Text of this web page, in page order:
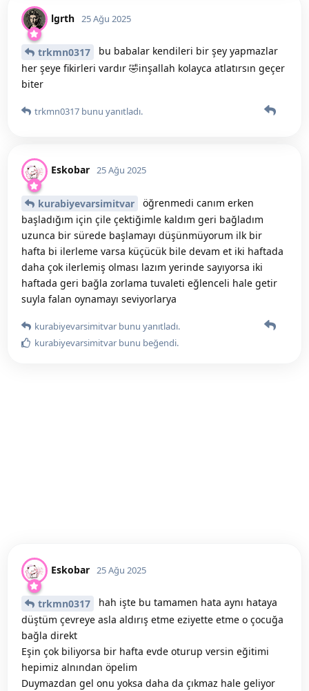
lgrth 25 Ağu 2025
trkmn0317
bu babalar kendileri bir şey yapmazlar
her şeye fikirleri vardır 🤣inşallah kolayca atlatırsın geçer
biter
trkmn0317 bunu yanıtladı.
Eskobar 25 Ağu 2025
kurabiyevarsimitvar
öğrenmedi canım erken
başladığım için çile çektiğimle kaldım geri bağladım
uzunca bir sürede başlamayı düşünmüyorum ilk bir
hafta bi ilerleme varsa küçücük bile devam et iki haftada
daha çok ilerlemiş olması lazım yerinde sayıyorsa iki
haftada geri bağla zorlama tuvaleti eğlenceli hale getir
suyla falan oynamayı seviyorlarya
kurabiyevarsimitvar bunu yanıtladı.
kurabiyevarsimitvar bunu beğendi.
Eskobar 25 Ağu 2025
trkmn0317
hah işte bu tamamen hata aynı hataya
düştüm çevreye asla aldırış etme eziyette etme o çocuğa
bağla direkt
Eşin çok biliyorsa bir hafta evde oturup versin eğitimi
hepimiz alnından öpelim
Duymazdan gel onu yoksa daha da çıkmaz hale geliyor